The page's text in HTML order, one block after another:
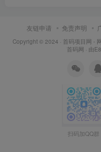
友链申请 免责声明
Copyright © 2024 · 首码项目网 -
首码网 · 由
扫码加QQ群